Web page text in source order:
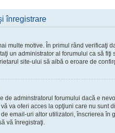
înregistrare
multe motive. În primul rând verificaţi
un administrator al forumului ca să fiţi
site-ului să aibă o eroare de
de adminstratorul forumului dacă e
va oferi acces la opţiuni care nu sunt
email-uri altor utilizatori, înscrierea în
vă înregistraţi.